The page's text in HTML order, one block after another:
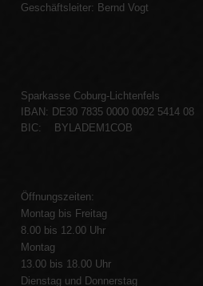
Geschäftsleiter: Bernd Vogt
Sparkasse Coburg-Lichtenfels
IBAN: DE30 7835 0000 0092 5414 08
BIC: BYLADEM1COB
Öffnungszeiten:
Montag bis Freitag
8.00 bis 12.00 Uhr
Montag
13.00 bis 18.00 Uhr
Dienstag und Donnerstag